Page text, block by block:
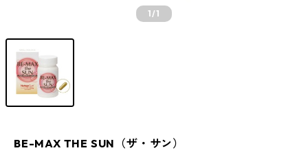
1/1
BE-MAX THE SUN（ザ・サン）